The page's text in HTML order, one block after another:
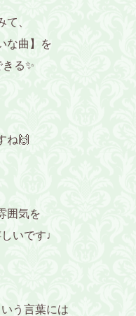
て、
な曲】を
る✨
ね🙌
囲気を
いです♩
う言葉には